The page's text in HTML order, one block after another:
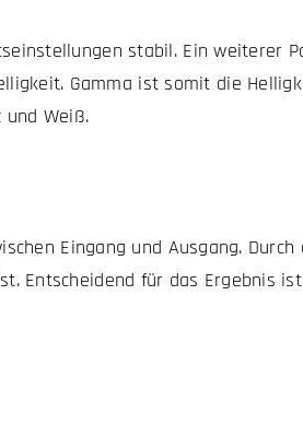
stabil. Ein weiterer
Gamma ist somit die
Weiß.
Eingang und Ausgang. Durch
Entscheidend für das Ergebnis